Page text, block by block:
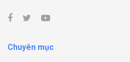
Chuyên mục